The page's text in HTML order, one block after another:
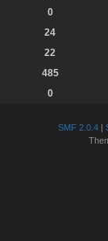
0
24
22
485
0
SMF 2.0.4|